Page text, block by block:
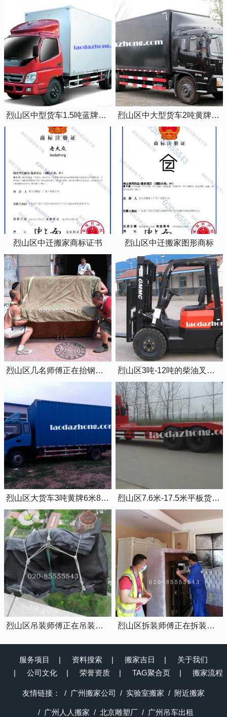
烈山区中型货车1.5吨蓝牌4米2厢式货车 烈山区中大型货车2吨黄牌5米2厢式货车
烈山区中迁搬家商标证书 烈山区中迁搬家图形商标
烈山区几名师傅正在抬钢琴上楼 烈山区3吨-12吨的柴油叉车出租
烈山区大货车3吨黄牌6米8的厢式货车 烈山区7.6米-17.5米平板货车出租
烈山区吊装师傅正在吊装物品上楼 烈山区拆装师傅正在拆装家具
服务项目 资料搜索 搬家吉日
关于我们
公司文化
荣誉资质 TAG聚合页 搬家流程
友情链接： 广州搬家公司 实验室搬家 附近搬家
广州人人搬家 北京雕塑厂 广州吊车出租